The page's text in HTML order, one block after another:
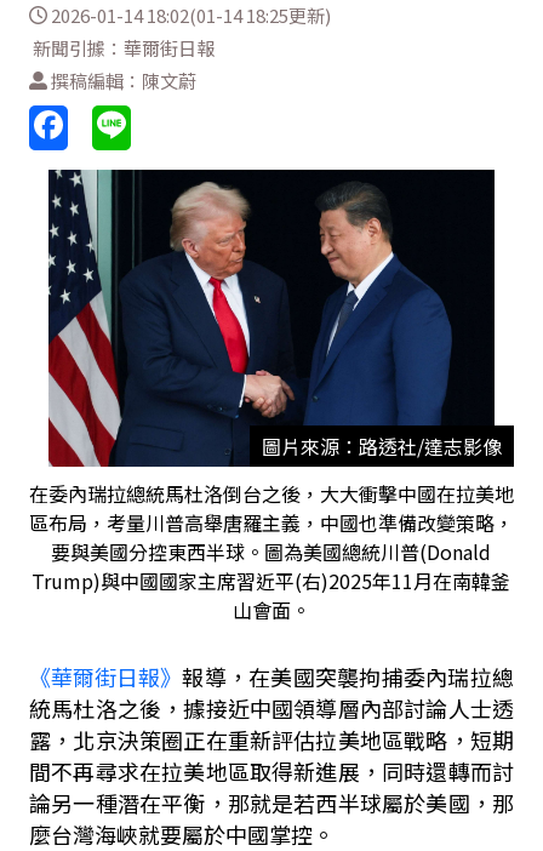
2026-01-14 18:02(01-14 18:25更新)
新聞引據：華爾街日報
撰稿編輯：陳文蔚
圖片來源：路透社/達志影像
在委內瑞拉總統馬杜洛倒台之後，大大衝擊中國在拉美地
區布局，考量川普高舉唐羅主義，中國也準備改變策略，
要與美國分控東西半球。圖為美國總統川普(Donald
Trump)與中國國家主席習近平(右)2025年11月在南韓釜
山會面。
《華爾街日報》 報導，在美國突襲拘捕委內瑞拉總
統馬杜洛之後，據接近中國領導層內部討論人士透
露，北京決策圈正在重新評估拉美地區戰略，短期
間不再尋求在拉美地區取得新進展，同時還轉而討
論另一種潛在平衡，那就是若西半球屬於美國，那
麼台灣海峽就要屬於中國掌控。